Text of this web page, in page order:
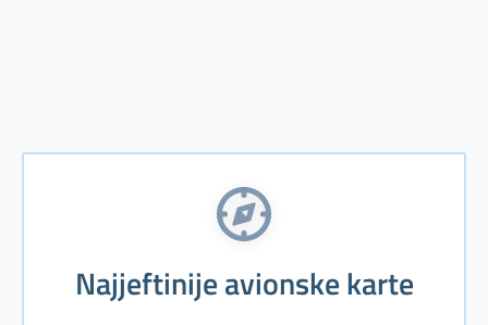
Najjeftinije avionske karte